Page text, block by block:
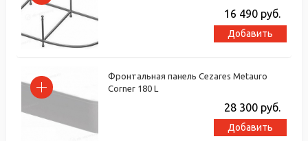
16 490 руб.
Добавить
Фронтальная панель Cezares Metauro
Corner 180 L
28 300 руб.
Добавить